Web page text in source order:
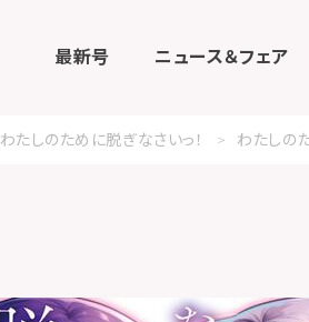
最新号 ニュース＆フェア
わたしのために脱ぎなさいっ！ わたしの